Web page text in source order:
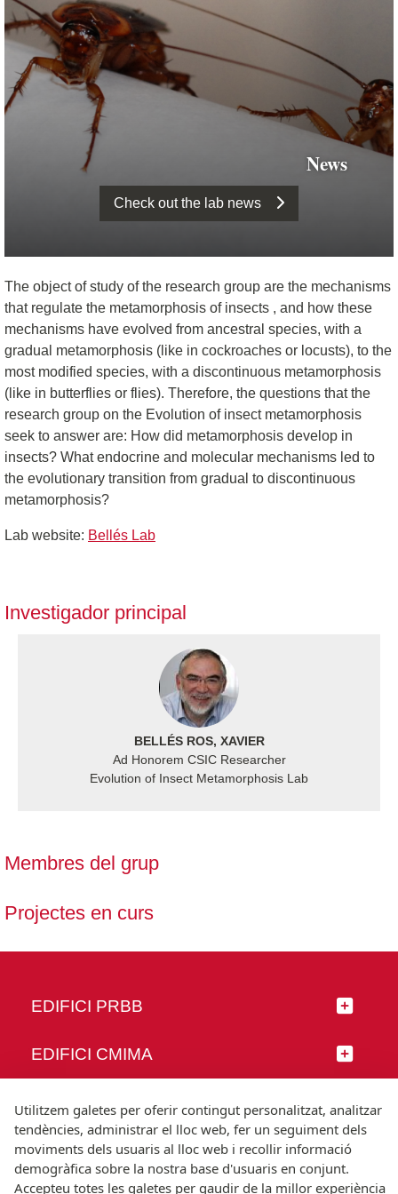
News
Check out the lab news
The object of study of the research group are the mechanisms
that regulate the metamorphosis of insects , and how these
mechanisms have evolved from ancestral species, with a
gradual metamorphosis (like in cockroaches or locusts), to the
most modified species, with a discontinuous metamorphosis
(like in butterflies or flies). Therefore, the questions that the
research group on the Evolution of insect metamorphosis
seek to answer are: How did metamorphosis develop in
insects? What endocrine and molecular mechanisms led to
the evolutionary transition from gradual to discontinuous
metamorphosis?
Lab website: Bellés Lab
Investigador principal
BELLÉS ROS, XAVIER
Ad Honorem CSIC Researcher
Evolution of Insect Metamorphosis Lab
Membres del grup
Projectes en curs
EDIFICI PRBB
EDIFICI CMIMA
SEGUEIX-NOS
Utilitzem galetes per oferir contingut personalitzat, analitzar
tendències, administrar el lloc web, fer un seguiment dels
moviments dels usuaris al lloc web i recollir informació
demogràfica sobre la nostra base d'usuaris en conjunt.
Accepteu totes les galetes per gaudir de la millor experiència